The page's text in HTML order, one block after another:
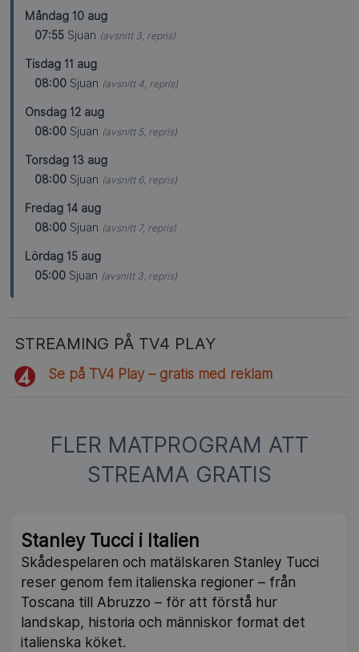
Måndag 10 aug
07:55 Sjuan (avsnitt 3, repris)
Tisdag 11 aug
08:00 Sjuan (avsnitt 4, repris)
Onsdag 12 aug
08:00 Sjuan (avsnitt 5, repris)
Torsdag 13 aug
08:00 Sjuan (avsnitt 6, repris)
Fredag 14 aug
08:00 Sjuan (avsnitt 7, repris)
Lördag 15 aug
05:00 Sjuan (avsnitt 3, repris)
STREAMING PÅ TV4 PLAY
Se på TV4 Play – gratis med reklam
FLER MATPROGRAM ATT
STREAMA GRATIS
Stanley Tucci i Italien
Skådespelaren och matälskaren Stanley Tucci
reser genom fem italienska regioner – från
Toscana till Abruzzo – för att förstå hur
landskap, historia och människor format det
italienska köket.